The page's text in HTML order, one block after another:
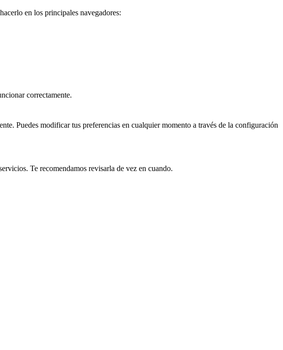
en los principales navegadores:
correctamente.
Puedes modificar tus preferencias en cualquier momento a través de la configuración
Te recomendamos revisarla de vez en cuando.